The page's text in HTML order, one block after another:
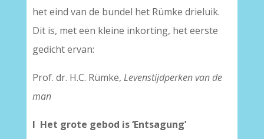
het eind van de bundel het Rümke drieluik.
Dit is, met een kleine inkorting, het eerste
gedicht ervan:
Prof. dr. H.C. Rümke, Levenstijdperken van de
man
I Het grote gebod is ‘Entsagung’